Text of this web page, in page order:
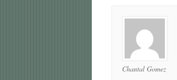
Chantal Gomez